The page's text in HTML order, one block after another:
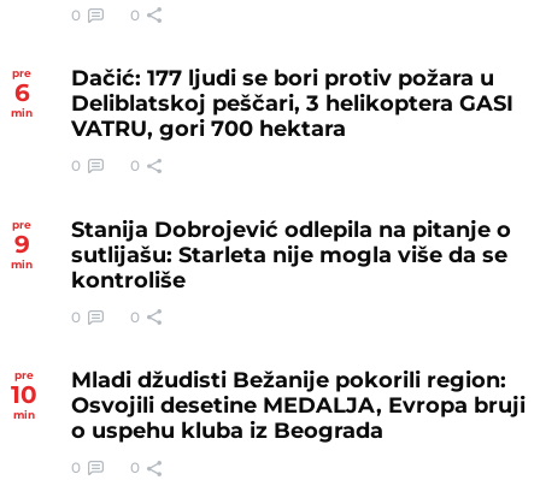
0 0
pre
6
min
Dačić: 177 ljudi se bori protiv požara u
Deliblatskoj peščari, 3 helikoptera GASI
VATRU, gori 700 hektara
0 0
pre
9
min
Stanija Dobrojević odlepila na pitanje o
sutlijašu: Starleta nije mogla više da se
kontroliše
0 0
pre
10
min
Mladi džudisti Bežanije pokorili region:
Osvojili desetine MEDALJA, Evropa bruji
o uspehu kluba iz Beograda
0 0